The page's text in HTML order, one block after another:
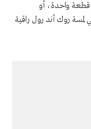
قطعة واحدة، أو
روك أند رول راقية